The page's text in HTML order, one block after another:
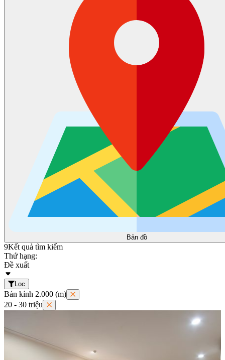
Bản đồ
9Kết quả tìm kiếm
Thứ hạng:
Đề xuất
Lọc
Bán kính 2.000 (m)
20 - 30 triệu